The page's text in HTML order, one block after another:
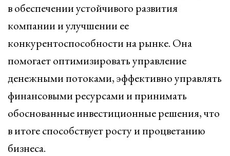
в обеспечении устойчивого развития
компании и улучшении ее
конкурентоспособности на рынке. Она
помогает оптимизировать управление
денежными потоками, эффективно управлять
финансовыми ресурсами и принимать
обоснованные инвестиционные решения, что
в итоге способствует росту и процветанию
бизнеса.